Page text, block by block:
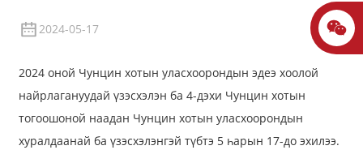
2024-05-17
2024 оной Чунцин хотын уласхоорондын эдеэ хоолой
найрлагануудай үзэсхэлэн ба 4-дэхи Чунцин хотын
тогоошоной наадан Чунцин хотын уласхоорондын
хуралдаанай ба үзэсхэлэнгэй түбтэ 5 һарын 17-до эхилээ.